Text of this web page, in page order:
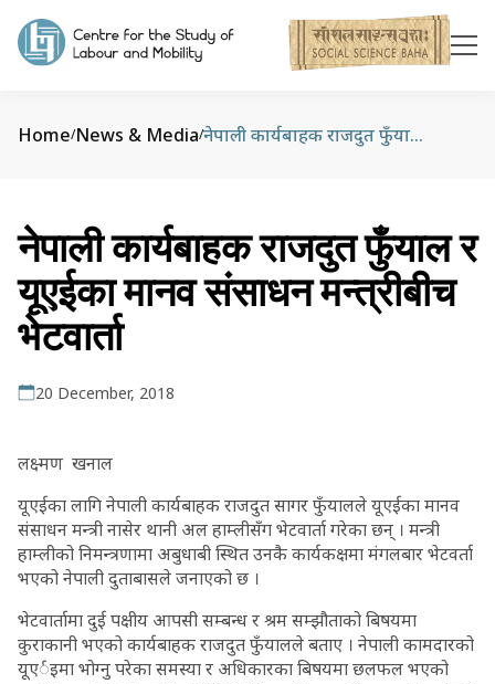
Home/News & Media/ नेपाली कार्यबाहक राजदुत फुँयाल र यूएईका मानव संसाधन मन्त्रीबीच भेटवार्ता
नेपाली कार्यबाहक राजदुत फुँयाल र
यूएईका मानव संसाधन मन्त्रीबीच
भेटवार्ता
20 December, 2018
लक्ष्मण खनाल
यूएईका लागि नेपाली कार्यबाहक राजदुत सागर फुँयालले यूएईका मानव
संसाधन मन्त्री नासेर थानी अल हाम्लीसँग भेटवार्ता गरेका छन् । मन्त्री
हाम्लीको निमन्त्रणामा अबुधाबी स्थित उनकै कार्यकक्षमा मंगलबार भेटवर्ता
भएको नेपाली दुताबासले जनाएको छ ।
भेटवार्तामा दुई पक्षीय आपसी सम्बन्ध र श्रम सम्झौताको बिषयमा
कुराकानी भएको कार्यबाहक राजदुत फुँयालले बताए । नेपाली कामदारको
यूएर्इमा भोग्नु परेका समस्या र अधिकारका बिषयमा छलफल भएको